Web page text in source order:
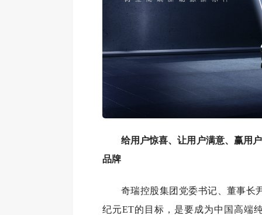
给用户惊喜、让用户满意、赢用
品牌
奇瑞控股集团党委书记、董事长
纪元ET的目标，是要成为中国高端